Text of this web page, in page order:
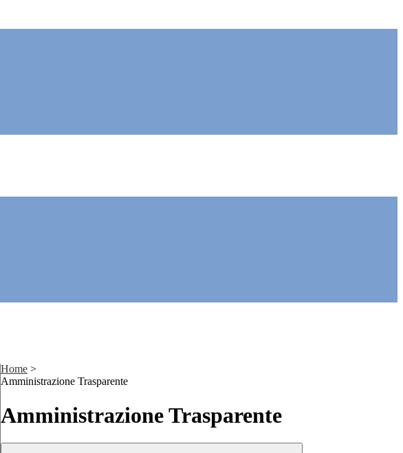
Home >
Amministrazione Trasparente
Amministrazione Trasparente